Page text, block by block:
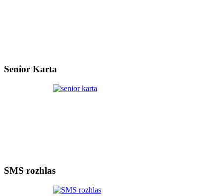
Senior Karta
SMS rozhlas